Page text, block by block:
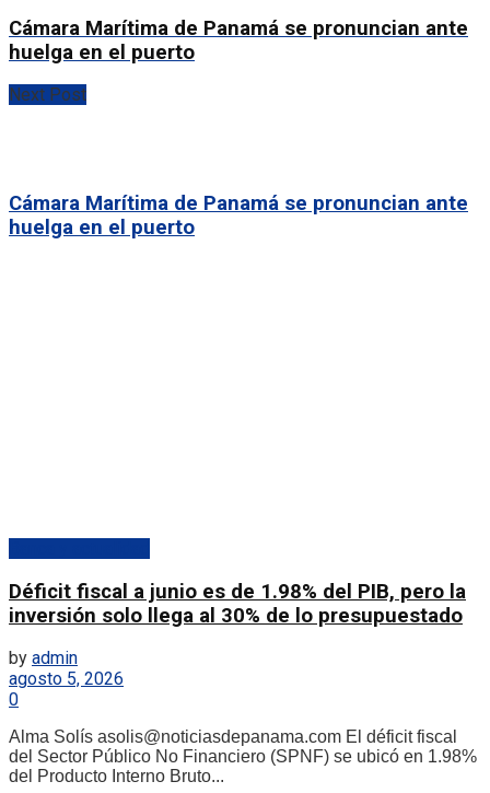
Cámara Marítima de Panamá se pronuncian ante
huelga en el puerto
Next Post
Cámara Marítima de Panamá se pronuncian ante
huelga en el puerto
Déficit fiscal a junio es de 1.98% del PIB, pero la
inversión solo llega al 30% de lo presupuestado
by admin
agosto 5, 2026
0
Alma Solís asolis@noticiasdepanama.com El déficit fiscal
del Sector Público No Financiero (SPNF) se ubicó en 1.98%
del Producto Interno Bruto...